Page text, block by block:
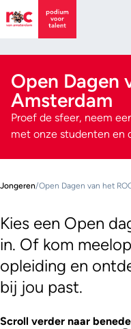
Open Dagen
Amsterdam
Proef de sfeer, neem
met onze studenten en
Jongeren/Open Dagen van het
Kies een Open
in. Of kom
opleiding en
bij jou past.
Scroll verder naar